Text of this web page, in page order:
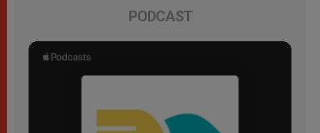
PODCAST